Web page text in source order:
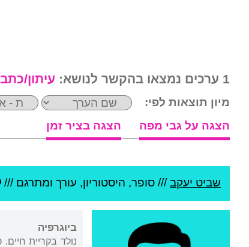
1 ערכים נמצאו בהקשר לנושא: עיתון/
מיון תוצאות לפי:
הצגה על גבי מפה
הצגה בציר זמן
שביט יעקב/// סופר, היסטוריון, עורך ומתרגם ///
ביוגרפיה
נולד בקריית